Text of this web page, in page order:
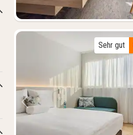
Vorheriges Bild
Sehr gut